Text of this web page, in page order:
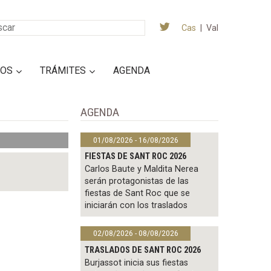
Cas Val
TRÁMITES AGENDA
AGENDA
01/08/2026 - 16/08/2026
FIESTAS DE SANT ROC 2026
Carlos Baute y Maldita Nerea
serán protagonistas de las
fiestas de Sant Roc que se
iniciarán con los traslados
02/08/2026 - 08/08/2026
TRASLADOS DE SANT ROC 2026
Burjassot inicia sus fiestas